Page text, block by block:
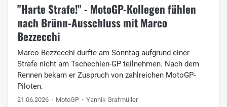
"Harte Strafe!" - MotoGP-Kollegen fühlen
nach Brünn-Ausschluss mit Marco
Bezzecchi
Marco Bezzecchi durfte am Sonntag aufgrund einer
Strafe nicht am Tschechien-GP teilnehmen. Nach dem
Rennen bekam er Zuspruch von zahlreichen MotoGP-
Piloten.
21.06.2026 MotoGP Yannik Grafmüller